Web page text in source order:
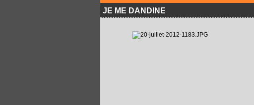
JE ME DANDINE